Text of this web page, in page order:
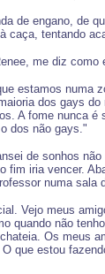
de engano, de
tentando
me diz
estamos
dos gays
A fome nunca
dos não gays."
de sonhos
fim iria vencer.
numa
Vejo meus
quando não
Os meus
que estou